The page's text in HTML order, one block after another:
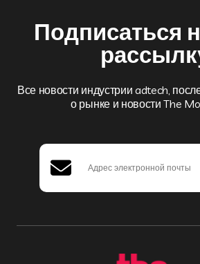
Подписаться
Все новости индустрии adtech,
о рынке и новости The